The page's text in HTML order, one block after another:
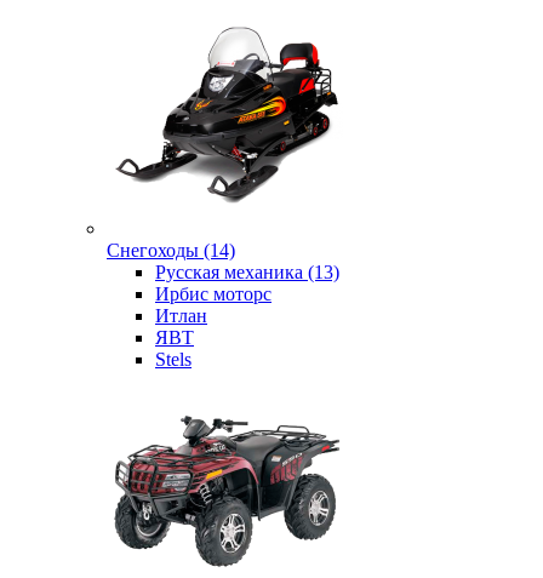
Снегоходы (14)
Русская механика (13)
Ирбис моторс
Итлан
ЯВТ
Stels